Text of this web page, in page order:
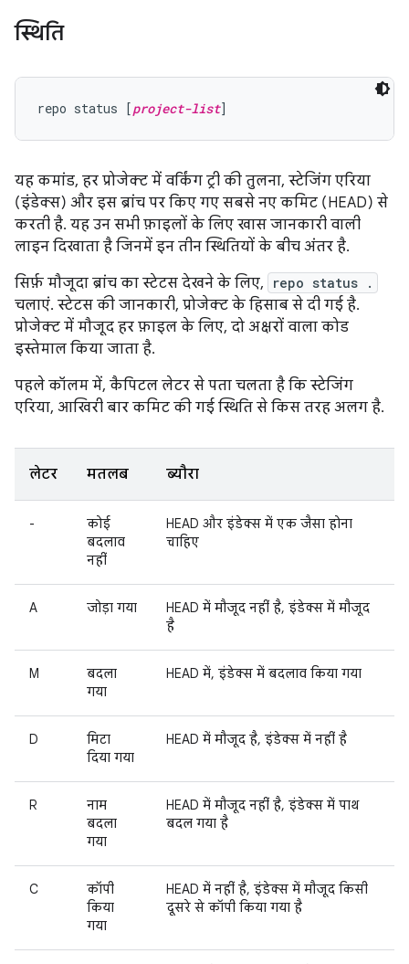
स्थिति
repo status [project-list
यह कमांड, हर प्रोजेक्ट में वर्किंग ट्री की तुलना, स्टेजिंग एरिया
(इंडेक्स) और इस ब्रांच पर किए गए सबसे नए कमिट (HEAD) से
करती है. यह उन सभी फ़ाइलों के लिए खास जानकारी वाली
लाइन दिखाता है जिनमें इन तीन स्थितियों के बीच अंतर है.
सिर्फ़ मौजूदा ब्रांच का स्टेटस देखने के लिए,
repo status .
चलाएं. स्टेटस की जानकारी, प्रोजेक्ट के हिसाब से दी गई है.
प्रोजेक्ट में मौजूद हर फ़ाइल के लिए, दो अक्षरों वाला कोड
इस्तेमाल किया जाता है.
पहले कॉलम में, कैपिटल लेटर से पता चलता है कि स्टेजिंग
एरिया, आखिरी बार कमिट की गई स्थिति से किस तरह अलग है.
लेटर मतलब ब्यौरा
-
कोई
बदलाव
नहीं
HEAD और इंडेक्स में एक जैसा होना
चाहिए
A जोड़ा गया
HEAD में मौजूद नहीं है, इंडेक्स में मौजूद
है
M
बदला
गया
HEAD में, इंडेक्स में बदलाव किया गया
D
मिटा
दिया गया
HEAD में मौजूद है, इंडेक्स में नहीं है
R
नाम
बदला
गया
HEAD में मौजूद नहीं है, इंडेक्स में पाथ
बदल गया है
C
कॉपी
किया
गया
HEAD में नहीं है, इंडेक्स में मौजूद किसी
दूसरे से कॉपी किया गया है